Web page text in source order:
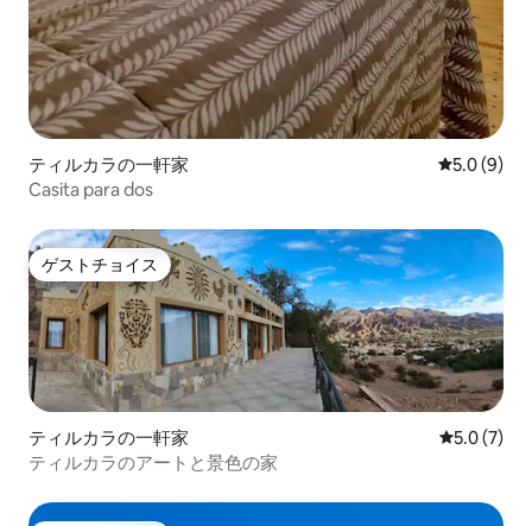
ティルカラの一軒家 レビュー9
5.0 (9)
Casita para dos
ゲストチョイス
ゲストチョイス
ティルカラの一軒家 レビュー7
5.0 (7)
ティルカラのアートと景色の家